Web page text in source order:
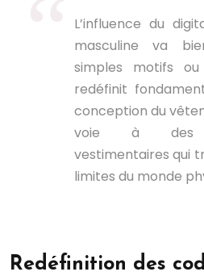
L’influence du
masculine va
simples motifs ou
redéfinit
conception du
voie à des
vestimentaires qui
limites du monde
Redéfinition des